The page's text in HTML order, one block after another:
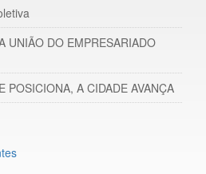
UNIÃO DO EMPRESARIADO
POSICIONA, A CIDADE AVANÇA